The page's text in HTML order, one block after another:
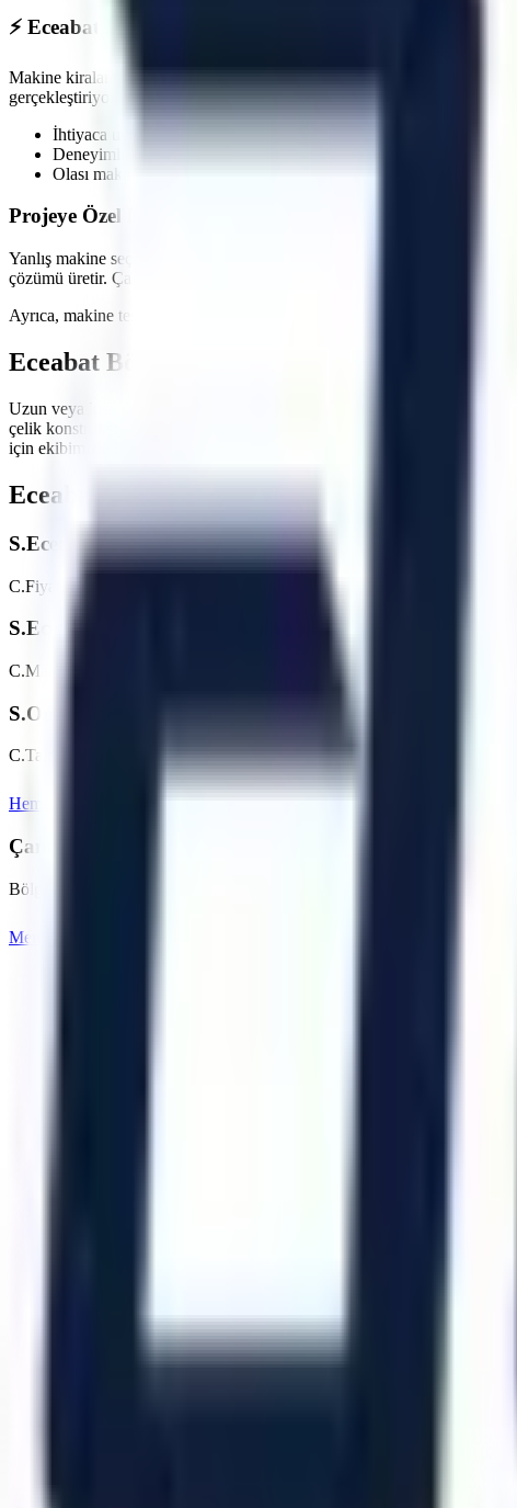
⚡ Eceabat Bölgesine Hızlı ve Kesintisiz Lojistik
Makine kiralama süreçlerinde en kritik faktörlerden biri zaman
gerçekleştiriyoruz. Özellikleacil müdahale gerektiren onarımlarda
,
İhtiyaca uygun kapasite, gerçek stok ve sevkiyat uygunluğu kontrolü
Deneyimli lojistik personeli ile güvenli indirme/bindirme işlemleri
Olası makine arızalarında hızlı servis ve yedek makine tahsisi imkanı
Projeye Özel Makine Seçimi ve Saha İnceleme Seçeneği
Yanlış makine seçimi, projelerde hem zaman kaybına hem de ekstra
çözümü üretir. Çalışılacak zeminin taşıma kapasitesi, kapı ve koridor
Ayrıca, makine teslimatında operatörlerinize veya ilgili personelinize
Eceabat Bölgesi İçin Hemen Teklif Alın
Uzun veya kısa dönemli operasyonlarınızda maliyetlerinizi düşürürken
çelik konstrüksiyon montajları, çatı tamiratları ve sanayi tipi üretim
için ekibimizle iletişime geçebilirsiniz.
Eceabat Bölgesi İçin Sıkça Sorulan Sorular
S.Eceabat bölgesinde günlük/haftalık platform kiralama
C.Fiyatlar makine tipine (makaslı, eklemli vb.) ve kiralama süresine
S.Eceabat bölgesine teslimat nasıl planlanır?
C.Makine parkı, nakliye rotası, saha erişimi ve talep tarihi kontrol edilir.
S.Operatörlü kiralama hizmetiniz var mı?
C.Talebe göre operatör seçeneği değerlendirilebilir. Eceabat
Hemen Teklif İste
Çanakkale
Bölgedeki diğer OSB ve ilçeler için kiralama seçeneklerini
Merkez (Çanakkale)
Eskişehir (Merkez)
İzmir (Ege Bölge)